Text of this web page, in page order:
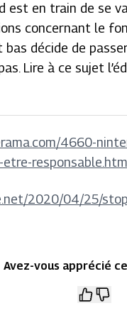
est en train de se
concernant le
bas décide de
Lire à ce sujet
4660-
2020/04/25/
Avez-vous apprécié